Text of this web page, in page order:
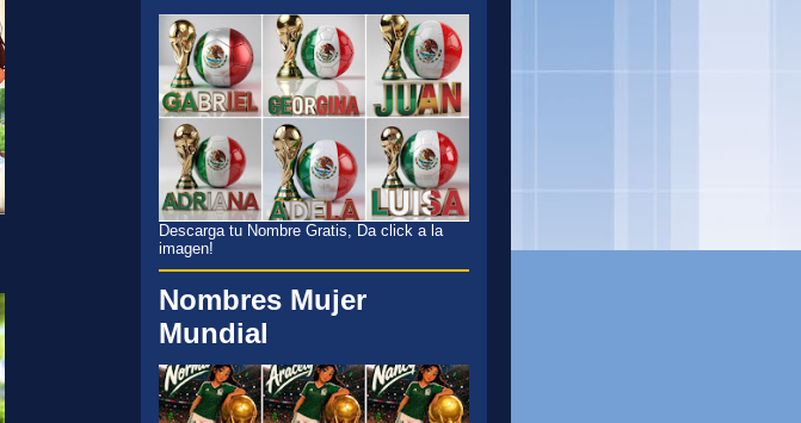
Descarga tu Nombre Gratis, Da click a la
imagen!
Nombres Mujer
Mundial